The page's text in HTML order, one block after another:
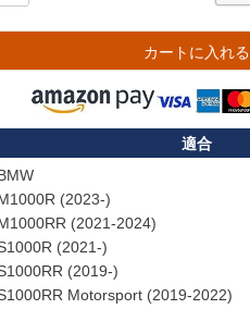
カートに入れる
適合
(2023-)
(2021-2024)
(2021-)
(2019-)
Motorsport (2019-2022)